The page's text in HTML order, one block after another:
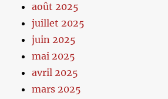
août 2025
juillet 2025
juin 2025
mai 2025
avril 2025
mars 2025